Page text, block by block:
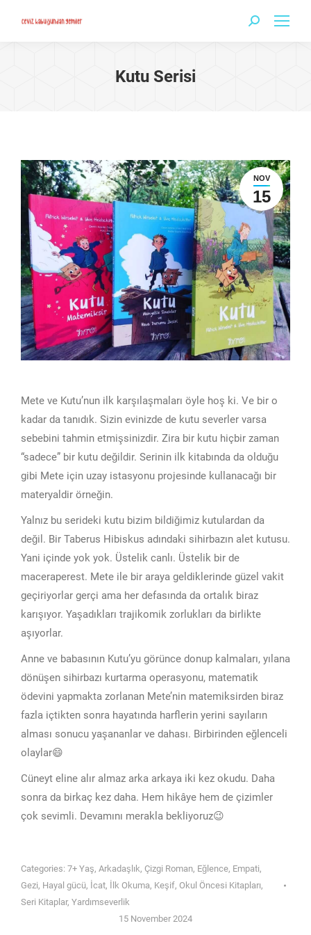
Search:
Kutu Serisi
NOV
15
Mete ve Kutu’nun ilk karşılaşmaları öyle hoş ki. Ve bir o
kadar da tanıdık. Sizin evinizde de kutu severler varsa
sebebini tahmin etmişsinizdir. Zira bir kutu hiçbir zaman
“sadece” bir kutu değildir. Serinin ilk kitabında da olduğu
gibi Mete için uzay istasyonu projesinde kullanacağı bir
materyaldir örneğin.
Yalnız bu serideki kutu bizim bildiğimiz kutulardan da
değil. Bir Taberus Hibiskus adındaki sihirbazın alet kutusu.
Yani içinde yok yok. Üstelik canlı. Üstelik bir de
maceraperest. Mete ile bir araya geldiklerinde güzel vakit
geçiriyorlar gerçi ama her defasında da ortalık biraz
karışıyor. Yaşadıkları trajikomik zorlukları da birlikte
aşıyorlar.
Anne ve babasının Kutu’yu görünce donup kalmaları, yılana
dönüşen sihirbazı kurtarma operasyonu, matematik
ödevini yapmakta zorlanan Mete’nin matemiksirden biraz
fazla içtikten sonra hayatında harflerin yerini sayıların
alması sonucu yaşananlar ve dahası. Birbirinden eğlenceli
olaylar😄
Cüneyt eline alır almaz arka arkaya iki kez okudu. Daha
sonra da birkaç kez daha. Hem hikâye hem de çizimler
çok sevimli. Devamını merakla bekliyoruz😉
Categories: 7+ Yaş, Arkadaşlık, Çizgi Roman, Eğlence, Empati,
Gezi, Hayal gücü, İcat, İlk Okuma, Keşif, Okul Öncesi Kitapları,
Seri Kitaplar, Yardımseverlik
15 November 2024